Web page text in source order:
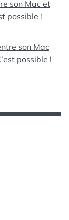
son Mac et
possible !
son Mac
possible !